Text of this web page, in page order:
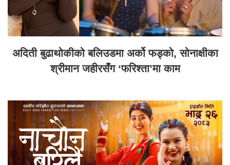
अदिती बुढाथोकीको बलिउडमा अर्को फड्को, सोनाक्षीका
श्रीमान जहीरसँग ‘फरिश्ता’मा काम